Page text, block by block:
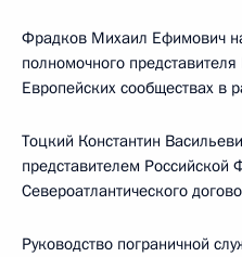
Фрадков Михаил Ефимович
полномочного
Европейских сообществах в
Тоцкий Константин
представителем
Североатлантического
Руководство пограничной